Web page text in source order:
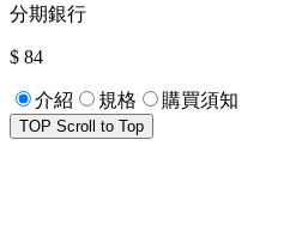
分期銀行
$ 84
介紹 規格 購買須知
TOP Scroll to Top